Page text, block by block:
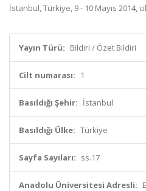
İstanbul, Türkiye, 9 - 10 Mayıs 2014,
Yayın Türü: Bildiri / Özet Bildiri
Cilt numarası: 1
Basıldığı Şehir: İstanbul
Basıldığı Ülke: Türkiye
Sayfa Sayıları: ss.17
Anadolu Üniversitesi Adresli: